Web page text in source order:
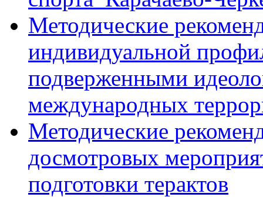
Методические
индивидуальной
подверженными
международных
Методические
досмотровых
подготовки терактов